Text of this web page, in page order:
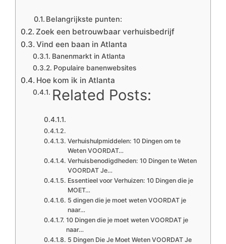
Belangrijkste punten:
Zoek een betrouwbaar verhuisbedrijf
Vind een baan in Atlanta
Banenmarkt in Atlanta
Populaire banenwebsites
Hoe kom ik in Atlanta
Related Posts:
Verhuishulpmiddelen: 10 Dingen om te
Weten VOORDAT…
Verhuisbenodigdheden: 10 Dingen te Weten
VOORDAT Je…
Essentieel voor Verhuizen: 10 Dingen die je
MOET…
5 dingen die je moet weten VOORDAT je
naar…
10 Dingen die je moet weten VOORDAT je
naar…
5 Dingen Die Je Moet Weten VOORDAT Je